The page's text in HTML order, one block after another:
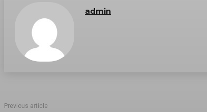
admin
Previous article